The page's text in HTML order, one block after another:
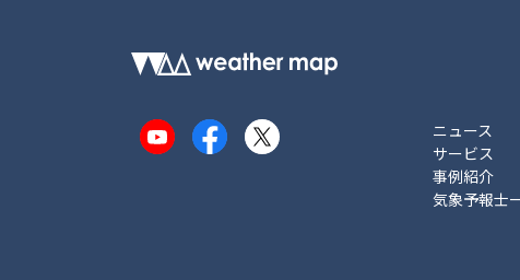
YouTubeFacebook
X
ニュース
サービス
事例紹介
気象予報士